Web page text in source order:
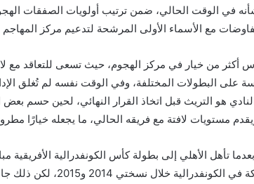
في الوقت الحالي، ضمن ترتيب أولويات الصفقات
مع الأسماء الأولى المرشحة لتدعيم مركز المهاجم
أكثر من خيار في مركز الهجوم، حيث تسعى للتعاقد
على البطولات المختلفة، وفي الوقت نفسه لم تُغلق
هو التريث قبل اتخاذ القرار النهائي، لحين حسم
مستويات لافتة مع فريقه الحالي، ما يجعله خيارًا
تأهل الأهلي إلى بطولة كأس الكونفدرالية الأفريقية
الأبطال، حيث سبق